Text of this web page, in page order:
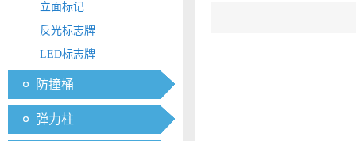
立面标记
反光标志牌
LED标志牌
防撞桶
弹力柱